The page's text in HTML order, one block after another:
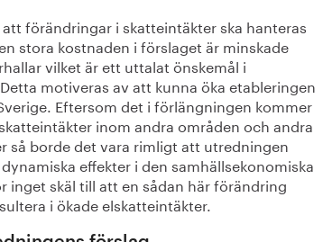
förändringar i skatteintäkter ska hanteras
stora kostnaden i förslaget är minskade
vilket är ett uttalat önskemål i
motiveras av att kunna öka etableringen
Eftersom det i förlängningen kommer
inom andra områden och andra
så borde det vara rimligt att utredningen
effekter i den samhällsekonomiska
inget skäl till att en sådan här förändring
i ökade elskatteintäkter.